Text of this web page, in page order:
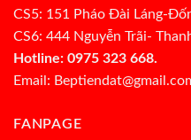
CS5: 151 Pháo Đài Láng-
CS6: 444 Nguyễn Trãi-
Hotline: 0975 323 668.
Email:
FANPAGE